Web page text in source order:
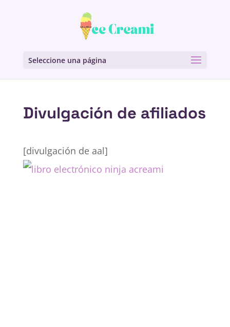
Seleccione una página
Divulgación de afiliados
[divulgación de aal]